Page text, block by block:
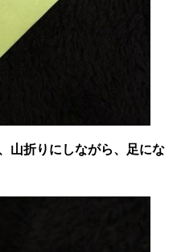
山折りにしながら、足にな